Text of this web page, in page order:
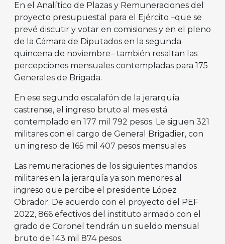
En el Analítico de Plazas y Remuneraciones del
proyecto presupuestal para el Ejército –que se
prevé discutir y votar en comisiones y en el pleno
de la Cámara de Diputados en la segunda
quincena de noviembre– también resaltan las
percepciones mensuales contempladas para 175
Generales de Brigada.
En ese segundo escalafón de la jerarquía
castrense, el ingreso bruto al mes está
contemplado en 177 mil 792 pesos. Le siguen 321
militares con el cargo de General Brigadier, con
un ingreso de 165 mil 407 pesos mensuales
Las remuneraciones de los siguientes mandos
militares en la jerarquía ya son menores al
ingreso que percibe el presidente López
Obrador. De acuerdo con el proyecto del PEF
2022, 866 efectivos del instituto armado con el
grado de Coronel tendrán un sueldo mensual
bruto de 143 mil 874 pesos.